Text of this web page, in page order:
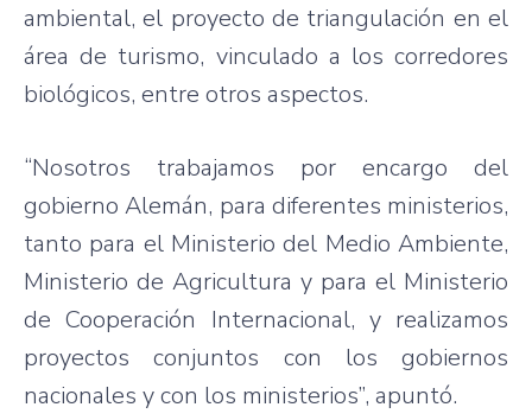
ambiental, el proyecto de triangulación en el
área de turismo, vinculado a los corredores
biológicos, entre otros aspectos.
“Nosotros trabajamos por encargo del
gobierno Alemán, para diferentes ministerios,
tanto para el Ministerio del Medio Ambiente,
Ministerio de Agricultura y para el Ministerio
de Cooperación Internacional, y realizamos
proyectos conjuntos con los gobiernos
nacionales y con los ministerios”, apuntó.